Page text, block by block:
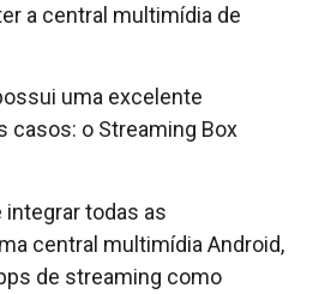
a central multimídia de
uma excelente
casos: o Streaming Box
todas as
central multimídia Android,
de streaming como